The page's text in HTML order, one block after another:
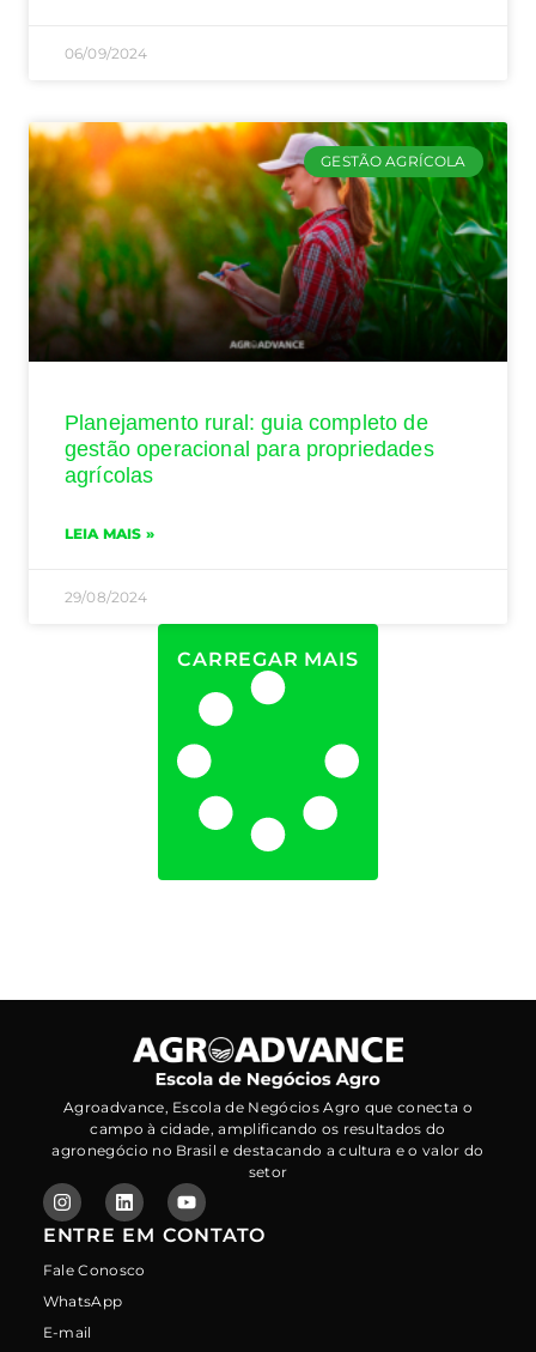
06/09/2024
GESTÃO AGRÍCOLA
Planejamento rural: guia completo de
gestão operacional para propriedades
agrícolas
LEIA MAIS »
29/08/2024
CARREGAR MAIS
Agroadvance, Escola de Negócios Agro que conecta o
campo à cidade, amplificando os resultados do
agronegócio no Brasil e destacando a cultura e o valor do
setor
ENTRE EM CONTATO
Fale Conosco
WhatsApp
E-mail